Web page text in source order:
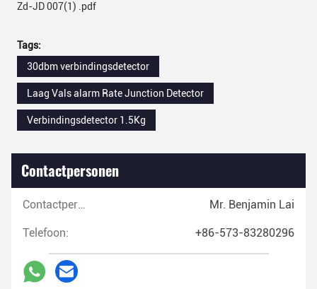
Zd-JD 007(1) .pdf
Tags:
30dbm verbindingsdetector
Laag Vals alarm Rate Junction Detector
Verbindingsdetector 1.5Kg
Contactpersonen
Contactpersonen: Mr. Benjamin Lai
Telefoon: +86-573-83280296